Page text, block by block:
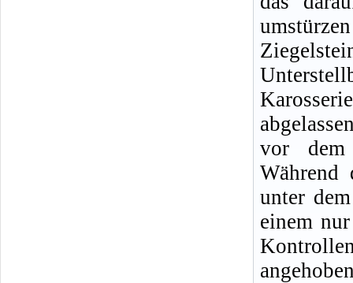
vor dem
Während
unter
einem